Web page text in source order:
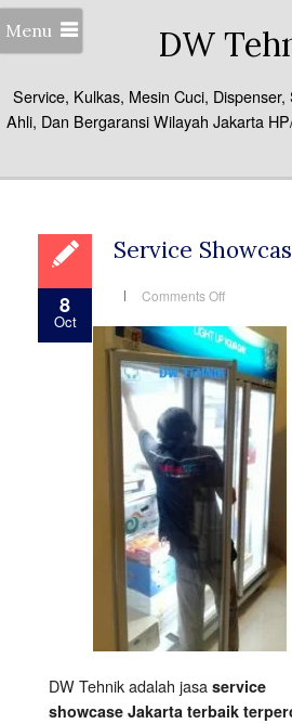
Menu DW
Service, Kulkas, Mesin Cuci,
Ahli, Dan Bergaransi Wilayah Jakarta
8
Oct
Service
Comments Offon
DW Tehnik adalah jasa service
showcase Jakarta terbaik